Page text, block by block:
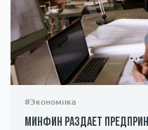
#Экономика
Минфин раздает